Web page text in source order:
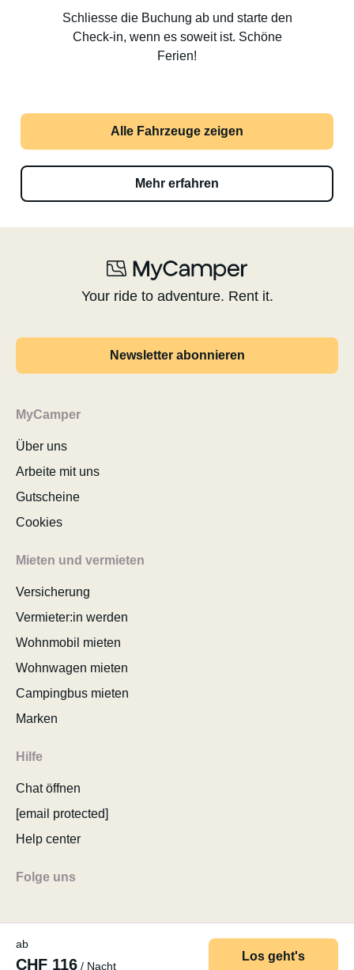
ab
CHF 116 / Nacht
Los geht's
Schliesse die Buchung ab und starte den
Check-in, wenn es soweit ist. Schöne
Ferien!
Alle Fahrzeuge zeigen
Mehr erfahren
Your ride to adventure. Rent it.
Newsletter abonnieren
MyCamper
Über uns
Arbeite mit uns
Gutscheine
Cookies
Mieten und vermieten
Versicherung
Vermieter:in werden
Wohnmobil mieten
Wohnwagen mieten
Campingbus mieten
Marken
Hilfe
Chat öffnen
[email protected]
Help center
Folge uns